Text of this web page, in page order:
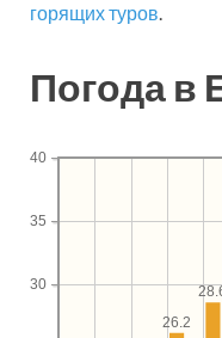
горящих туров.
Погода в